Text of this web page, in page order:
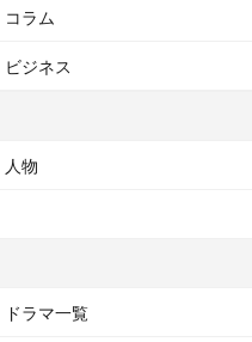
コラム
ビジネス
人物
ドラマ一覧